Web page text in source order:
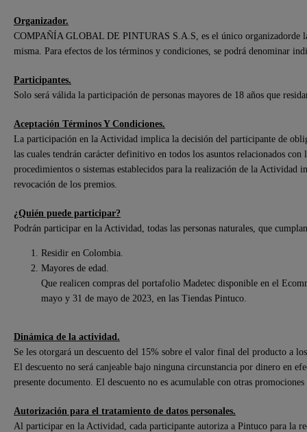
Organizador.
COMPAÑÍA GLOBAL DE PINTURAS S.A.S, es el único organizadorde
misma. Para efectos de los términos y condiciones, se podrá denominar
Participantes.
Solo será válida la participación de personas mayores de 18 años que
Aceptación Términos Y Condiciones.
La participación en la Actividad implica la decisión del participante de
las cuales tendrán carácter definitivo en todos los asuntos relacionados
procedimientos o sistemas establecidos para la realización de la
revocación de los premios.
¿Quién puede participar?
Podrán participar en la Actividad, todas las personas naturales, que
Residir en Colombia.
Mayores de edad.
Que realicen compras del portafolio Madetec disponible en el
mayo y 31 de mayo de 2023, en las Tiendas Pintuco.
Dinámica de la actividad.
Se les otorgará un descuento del 15% sobre el valor final del producto a
El descuento no será canjeable bajo ninguna circunstancia por dinero en
presente documento. El descuento no es acumulable con otras
Autorización para el tratamiento de datos personales.
Al participar en la Actividad, cada participante autoriza a Pintuco para la